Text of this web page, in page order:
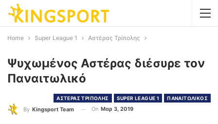
Home Super League 1 Αστέρας Τρίπολης
Ψυχωμένος Αστέρας διέσυρε τον
Παναιτωλικό
ΑΣΤΕΡΑΣ ΤΡΙΠΟΛΗΣ SUPER LEAGUE 1 ΠΑΝΑΙΤΩΛΙΚΟΣ
By Kingsport Team On Μαρ 3, 2019